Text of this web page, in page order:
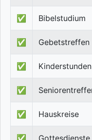
✅ Bibelstudium
✅ Gebetstreffen
✅
✅
✅ Hauskreise